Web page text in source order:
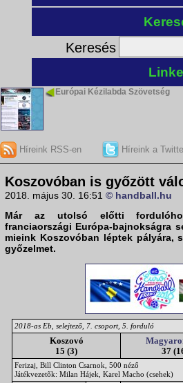
Keresés
Európai Kézilabda Szövetség
Híreink RSS-en Híreink a
Koszovóban is győzött
2018. május 30. 16:51 © handball.hu
Már az utolsó előtti
franciaországi Európa-bajnokságra
mieink Koszovóban léptek pályára,
győzelmet.
2018-as Eb, selejtező, 7. csoport, 5. forduló
Koszovó
15 (3)
37
Ferizaj, Bill Clinton Csarnok, 500 néző
Játékvezetők: Milan Hájek, Karel Macho (csehek)